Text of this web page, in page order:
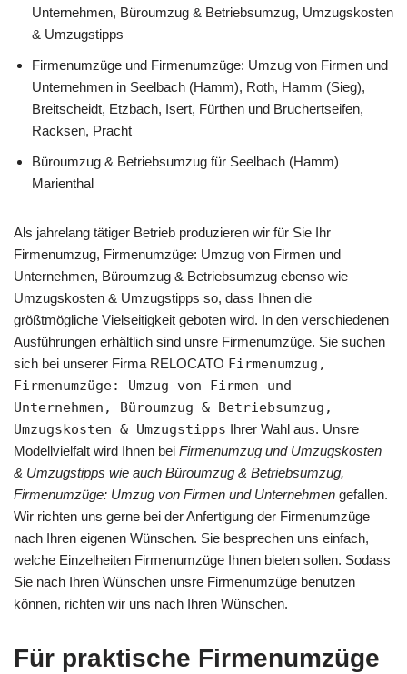
Unternehmen, Büroumzug & Betriebsumzug, Umzugskosten
& Umzugstipps
Firmenumzüge und Firmenumzüge: Umzug von Firmen und
Unternehmen in Seelbach (Hamm), Roth, Hamm (Sieg),
Breitscheidt, Etzbach, Isert, Fürthen und Bruchertseifen,
Racksen, Pracht
Büroumzug & Betriebsumzug für Seelbach (Hamm)
Marienthal
Als jahrelang tätiger Betrieb produzieren wir für Sie Ihr
Firmenumzug, Firmenumzüge: Umzug von Firmen und
Unternehmen, Büroumzug & Betriebsumzug ebenso wie
Umzugskosten & Umzugstipps so, dass Ihnen die
größtmögliche Vielseitigkeit geboten wird. In den verschiedenen
Ausführungen erhältlich sind unsre Firmenumzüge. Sie suchen
sich bei unserer Firma RELOCATO Firmenumzug,
Firmenumzüge: Umzug von Firmen und
Unternehmen, Büroumzug & Betriebsumzug,
Umzugskosten & Umzugstipps Ihrer Wahl aus. Unsre
Modellvielfalt wird Ihnen bei Firmenumzug und Umzugskosten
& Umzugstipps wie auch Büroumzug & Betriebsumzug,
Firmenumzüge: Umzug von Firmen und Unternehmen gefallen.
Wir richten uns gerne bei der Anfertigung der Firmenumzüge
nach Ihren eigenen Wünschen. Sie besprechen uns einfach,
welche Einzelheiten Firmenumzüge Ihnen bieten sollen. Sodass
Sie nach Ihren Wünschen unsre Firmenumzüge benutzen
können, richten wir uns nach Ihren Wünschen.
Für praktische Firmenumzüge